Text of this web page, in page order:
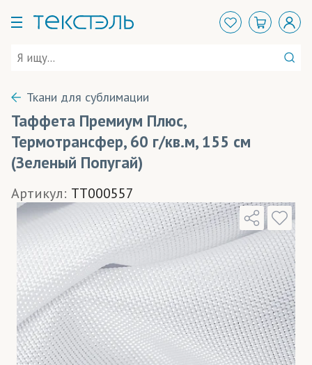
Ткани для сублимации
Таффета Премиум Плюс,
Термотрансфер, 60 г/кв.м, 155 см
(Зеленый Попугай)
Артикул: TT000557